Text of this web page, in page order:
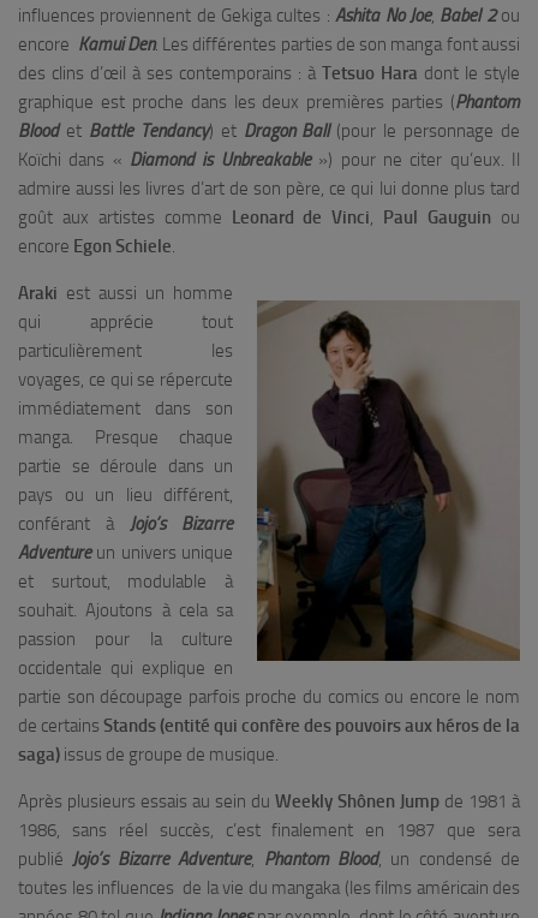
influences proviennent de Gekiga cultes :Ashita No Joe, Babel 2ou
encore Kamui Den. Les différentes parties de son manga font aussi
des clins d’œil à ses contemporains : à Tetsuo Hara dont le style
graphique est proche dans les deux premières parties (Phantom
Bloodet Battle Tendancy) et Dragon Ball(pour le personnage de
Koïchi dans « Diamond is Unbreakable ») pour ne citer qu’eux. Il
admire aussi les livres d’art de son père, ce qui lui donne plus tard
goût aux artistes comme Leonard de Vinci, Paul Gauguin ou
encore Egon Schiele.
Araki est aussi un homme
qui apprécie tout
particulièrement les
voyages, ce qui se répercute
immédiatement dans son
manga. Presque chaque
partie se déroule dans un
pays ou un lieu différent,
conférant à Jojo’s Bizarre
Adventureun univers unique
et surtout, modulable à
souhait. Ajoutons à cela sa
passion pour la culture
occidentale qui explique en
partie son découpage parfois proche du comics ou encore le nom
de certains Stands(entité qui confère des pouvoirs aux héros de la
saga) issus de groupe de musique.
Après plusieurs essais au sein du Weekly Shônen Jump de 1981 à
1986, sans réel succès, c’est finalement en 1987 que sera
publiéJojo’s Bizarre Adventure, Phantom Blood, un condensé de
toutes les influences de la vie du mangaka (les films américain des